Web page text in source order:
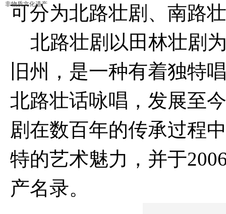
非物质文化遗产
可分为北路壮剧、南路
北路壮剧以田林壮剧
旧州，是一种有着独特
北路壮话咏唱，发展至
剧在数百年的传承过程
特的艺术魅力，并于
产名录。